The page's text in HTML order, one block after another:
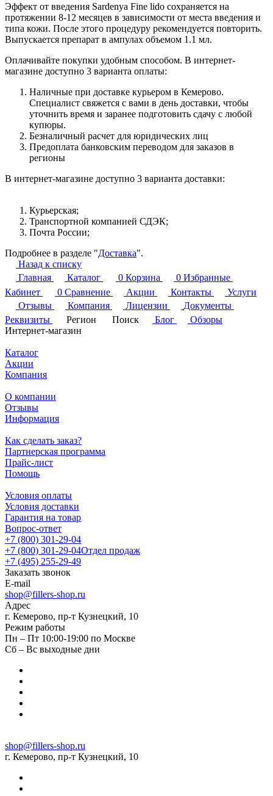
Эффект от введения Sardenya Fine lido сохраняется на
протяжении 8-12 месяцев в зависимости от места введения и
типа кожи. После этого процедуру рекомендуется повторить.
Выпускается препарат в ампулах объемом 1.1 мл.
Оплачивайте покупки удобным способом. В интернет-
магазине доступно 3 варианта оплаты:
Наличные при доставке курьером в Кемерово.
Специалист свяжется с вами в день доставки, чтобы
уточнить время и заранее подготовить сдачу с любой
купюры.
Безналичный расчет для юридических лиц
Предоплата банковским переводом для заказов в
регионы
В интернет-магазине доступно 3 варианта доставки:
Курьерская;
Транспортной компанией СДЭК;
Почта России;
Подробнее в разделе "Доставка".
Назад к списку
Главная
Каталог 0 Корзина 0 Избранные
Кабинет
0 Сравнение Акции Контакты
Услуги
Отзывы
Компания Лицензии
Документы
Реквизиты
Регион Поиск Блог
Обзоры
Интернет-магазин
Каталог
Акции
Компания
О компании
Отзывы
Информация
Как сделать заказ?
Партнерская программа
Прайс-лист
Помощь
Условия оплаты
Условия доставки
Гарантия на товар
Вопрос-ответ
+7 (800) 301-29-04
+7 (800) 301-29-04Отдел продаж
+7 (495) 255-29-49
Заказать звонок
E-mail
shop@fillers-shop.ru
Адрес
г. Кемерово, пр-т Кузнецкий, 10
Режим работы
Пн – Пт 10:00-19:00 по Москве
Сб – Вс выходные дни
shop@fillers-shop.ru
г. Кемерово, пр-т Кузнецкий, 10